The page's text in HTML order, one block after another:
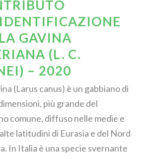
GAVINA
(L. C.
– 2020
(Larus canus) è un gabbiano di
più grande del
comune, diffuso nelle medie e
latitudini di Eurasia e del Nord
In Italia è una specie svernante